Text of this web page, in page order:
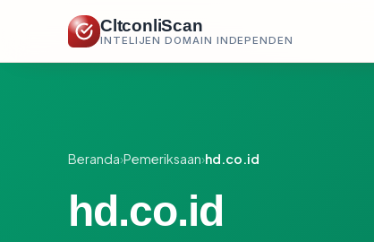
CltconliScan
INTELIJEN DOMAIN INDEPENDEN
Beranda›Pemeriksaan›hd.co.id
hd.co.id